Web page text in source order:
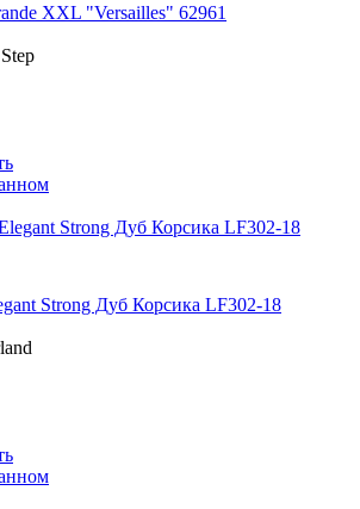
XXL "Versailles" 62961
Strong Дуб Корсика LF302-18